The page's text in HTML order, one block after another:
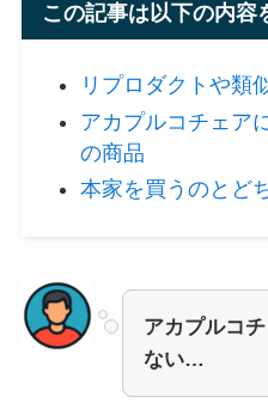
この記事は以下の内容
リプロダクトや類
アカプルコチェア
の商品
本家を買うのとど
アカプルコ
ない…